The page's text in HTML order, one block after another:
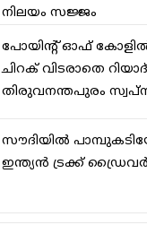
നിലയം സജ്ജം
പോയിന്റ് ഓഫ്
ചിറക് വിടരാതെ
തിരുവനന്തപുരം
സൗദിയിൽ
ഇന്ത്യൻ ട്രക്ക്